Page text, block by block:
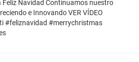
Feliz Navidad Continuamos nuestro
e Innovando VER VÍDEO
ti #feliznavidad #merrychristmas